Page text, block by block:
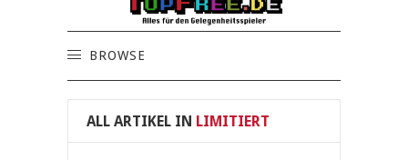
BROWSE
ALL ARTIKEL IN LIMITIERT